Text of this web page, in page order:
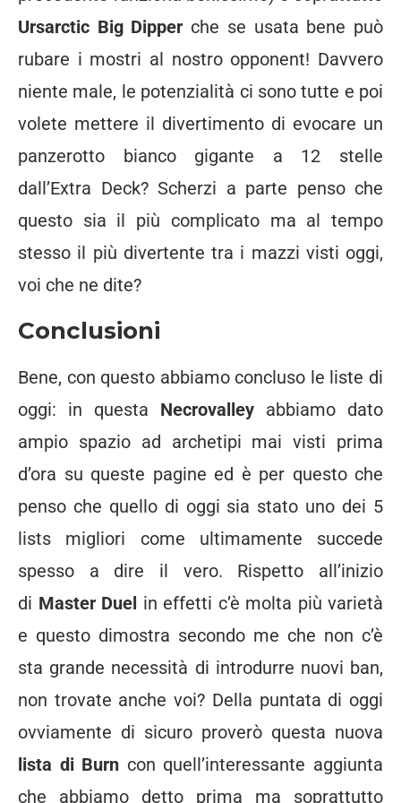
Ursarctic Big Dipper che se usata bene può
rubare i mostri al nostro opponent! Davvero
niente male, le potenzialità ci sono tutte e poi
volete mettere il divertimento di evocare un
panzerotto bianco gigante a 12 stelle
dall’Extra Deck? Scherzi a parte penso che
questo sia il più complicato ma al tempo
stesso il più divertente tra i mazzi visti oggi,
voi che ne dite?
Conclusioni
Bene, con questo abbiamo concluso le liste di
oggi: in questa Necrovalley abbiamo dato
ampio spazio ad archetipi mai visti prima
d’ora su queste pagine ed è per questo che
penso che quello di oggi sia stato uno dei 5
lists migliori come ultimamente succede
spesso a dire il vero. Rispetto all’inizio
di Master Duel in effetti c’è molta più varietà
e questo dimostra secondo me che non c’è
sta grande necessità di introdurre nuovi ban,
non trovate anche voi? Della puntata di oggi
ovviamente di sicuro proverò questa nuova
lista di Burn con quell’interessante aggiunta
che abbiamo detto prima ma soprattutto